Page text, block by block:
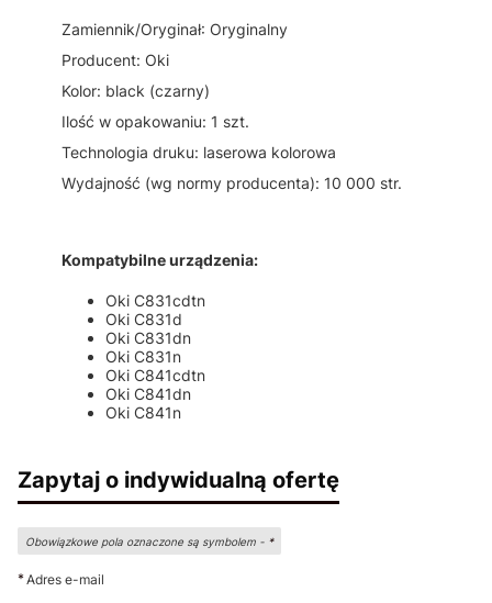
Zamiennik/Oryginał: Oryginalny
Producent: Oki
Kolor: black (czarny)
Ilość w opakowaniu: 1 szt.
Technologia druku: laserowa kolorowa
Wydajność (wg normy producenta): 10 000 str.
Kompatybilne urządzenia:
Oki C831cdtn
Oki C831d
Oki C831dn
Oki C831n
Oki C841cdtn
Oki C841dn
Oki C841n
Zapytaj o indywidualną ofertę
Obowiązkowe pola oznaczone są symbolem - *
*Adres e-mail